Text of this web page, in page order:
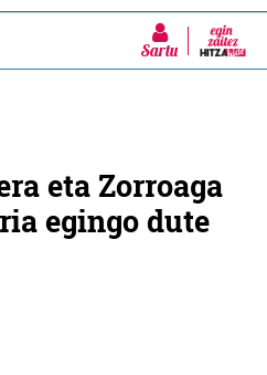
Sartu
eta Zorroaga
egingo dute